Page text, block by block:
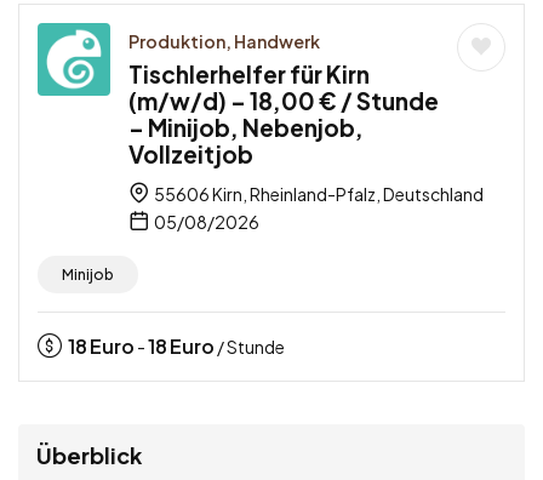
Produktion, Handwerk
Tischlerhelfer für Kirn
(m/w/d) – 18,00 € / Stunde
– Minijob, Nebenjob,
Vollzeitjob
55606 Kirn, Rheinland-Pfalz, Deutschland
05/08/2026
Minijob
18Euro -18Euro / Stunde
Überblick